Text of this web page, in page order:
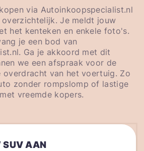
via Autoinkoopspecialist.nl
Je meldt jouw
het kenteken en enkele foto's.
je een bod van
Ga je akkoord met dit
we een afspraak voor de
overdracht van het voertuig. Zo
zonder rompslomp of lastige
vreemde kopers.
SUV AAN